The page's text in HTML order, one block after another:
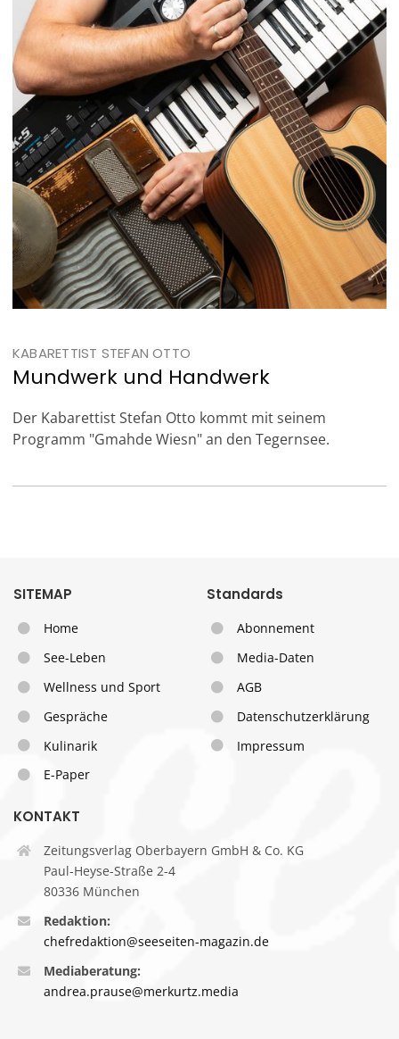
KABARETTIST STEFAN OTTO
Mundwerk und Handwerk
Der Kabarettist Stefan Otto kommt mit seinem
Programm "Gmahde Wiesn" an den Tegernsee.
SITEMAP
Home
See-Leben
Wellness und Sport
Gespräche
Kulinarik
E-Paper
Standards
Abonnement
Media-Daten
AGB
Datenschutzerklärung
Impressum
KONTAKT
Zeitungsverlag Oberbayern GmbH & Co. KG
Paul-Heyse-Straße 2-4
80336 München
Redaktion:
chefredaktion@seeseiten-magazin.de
Mediaberatung:
andrea.prause@merkurtz.media